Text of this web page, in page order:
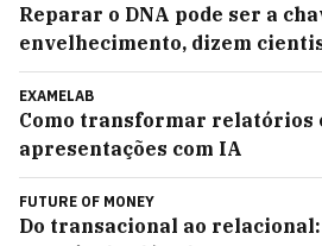
Reparar o DNA pode ser a
envelhecimento, dizem
EXAMELAB
Como transformar relatórios
apresentações com IA
FUTURE OF MONEY
Do transacional ao relacional: